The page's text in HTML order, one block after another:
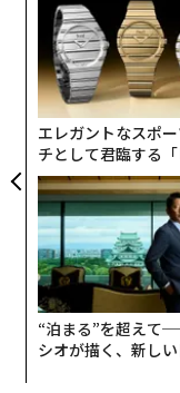
エレガントなスポ
チとして君臨する
ェ」ポロの魅力
“泊まる”を超えて
シオが描く、新し